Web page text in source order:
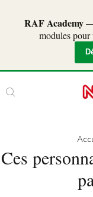
RAF Academy—
modules pour
Ces